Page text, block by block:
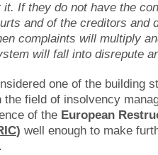
If they do not have the
and of the creditors and
complaints will multiply
will fall into disrepute
one of the building
field of insolvency
of the European
) well enough to make